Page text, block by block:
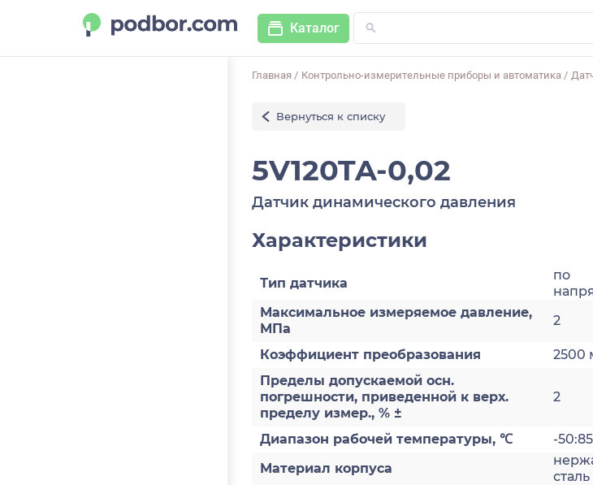
Каталог
Главная / Контрольно-измерительные приборы и автоматика /
Вернуться к списку
5V120TA-0,02
Датчик динамического давления
Характеристики
Тип датчика
по
Максимальное измеряемое давление,
МПа
2
Коэффициент преобразования
2500
Пределы допускаемой осн.
погрешности, приведенной к верх.
пределу измер., % ±
2
Диапазон рабочей температуры, ℃
-50:85
Материал корпуса
сталь